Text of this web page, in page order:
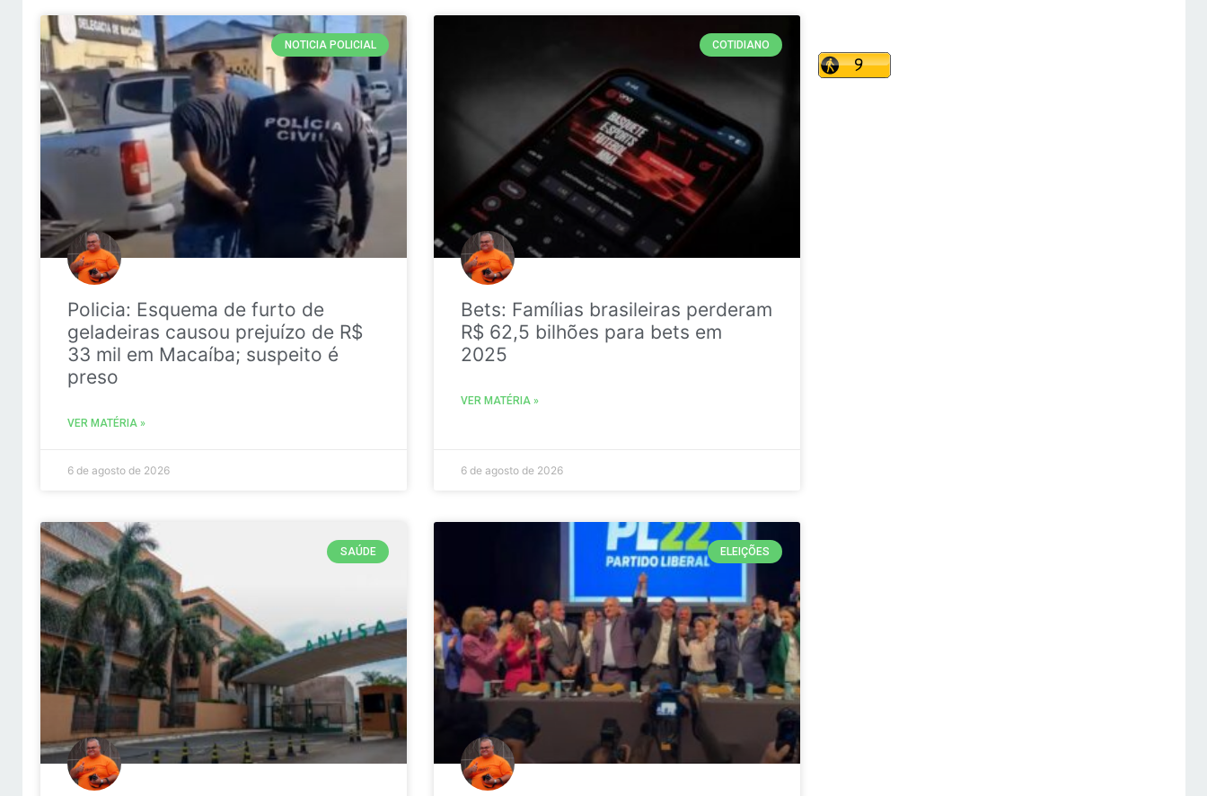
NOTICIA POLICIAL
Policia: Esquema de furto de
geladeiras causou prejuízo de R$
33 mil em Macaíba; suspeito é
preso
VER MATÉRIA »
6 de agosto de 2026
COTIDIANO
Bets: Famílias brasileiras perderam
R$ 62,5 bilhões para bets em
2025
VER MATÉRIA »
6 de agosto de 2026
SAÚDE ELEIÇÕES